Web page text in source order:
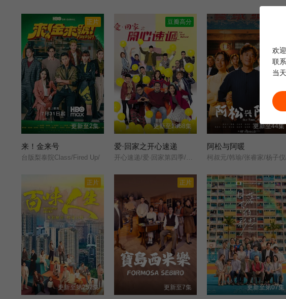
正片
更新至2集
来！金来号
台版梨泰院Class/Fired Up/
豆瓣高分
更新至2868集
爱·回家之开心速递
开心速递/爱·回家第四季/Come Home Love: Happy Courier/(Come Home Love: Lo and Behold/
更新至44集
阿松与阿暖
柯叔元/韩瑜/张睿家/杨子
正片
更新至第252集
正片
更新至7集 更新至第07集
欢
联
当